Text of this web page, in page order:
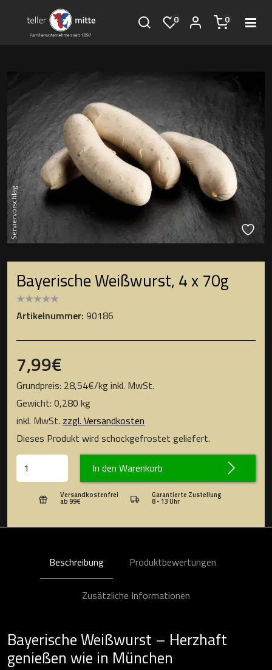
0 0
Serviervorschlag
Bayerische Weißwurst, 4 x 70g
Artikelnummer: 90186
7,99€
Grundpreis: 28,54€/kginkl. MwSt.
Gewicht: 0,280 kg
inkl. MwSt. zzgl. Versandkosten
Dieses Produkt wird schockgefrostet geliefert.
In den Warenkorb
Versandkostenfrei
ab 99€
Garantierte Zustellung
8 - 13 Uhr
Beschreibung Produktbewertungen
Zusätzliche Informationen
Bayerische Weißwurst – Herzhaft
genießen wie in München